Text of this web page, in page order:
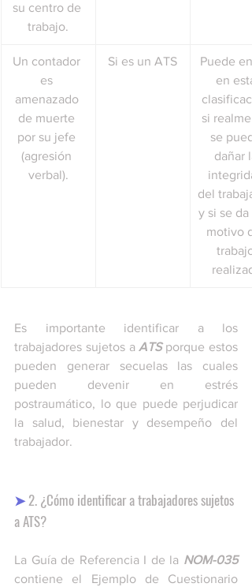
su centro de
trabajo.
Un contador
es
amenazado
de muerte
por su jefe
(agresión
verbal).
Si es un ATS
Puede
en esta
si
se
dañar
del
y si se da
motivo
trabajo
Es importante identificar a los
trabajadores sujetos a ATS porque estos
pueden generar secuelas las cuales
pueden devenir en estrés
postraumático, lo que puede perjudicar
la salud, bienestar y desempeño del
trabajador.
➤ 2. ¿Cómo identificar a trabajadores sujetos
a ATS?
La Guía de Referencia I de la NOM-035
contiene el Ejemplo de Cuestionario